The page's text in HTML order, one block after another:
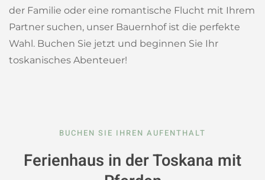
der Familie oder eine romantische Flucht mit Ihrem
Partner suchen, unser Bauernhof ist die perfekte
Wahl. Buchen Sie jetzt und beginnen Sie Ihr
toskanisches Abenteuer!
BUCHEN SIE IHREN AUFENTHALT
Ferienhaus in der Toskana mit